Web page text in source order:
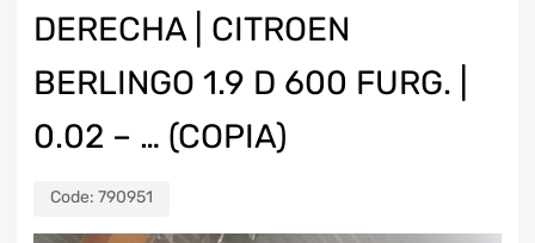
DERECHA | CITROEN
BERLINGO 1.9 D 600 FURG. |
0.02 – … (COPIA)
Code: 790951